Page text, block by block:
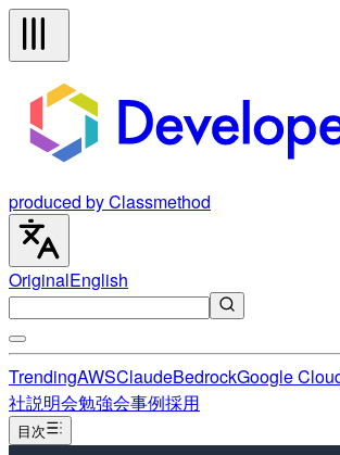
produced by Classmethod
OriginalEnglish
TrendingAWSClaudeBedrockGoogle
社説明会勉強会事例採用
目次